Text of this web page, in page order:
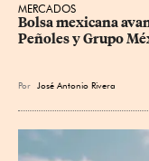
MERCADOS
Bolsa mexicana
Peñoles y Grupo
Por José Antonio Rivera